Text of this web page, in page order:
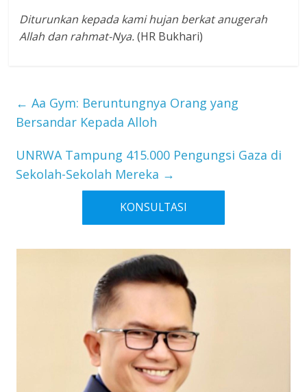
Diturunkan kepada kami hujan berkat anugerah
Allah dan rahmat-Nya.(HR Bukhari)
← Aa Gym: Beruntungnya Orang yang
Bersandar Kepada Alloh
UNRWA Tampung 415.000 Pengungsi Gaza di
Sekolah-Sekolah Mereka →
KONSULTASI